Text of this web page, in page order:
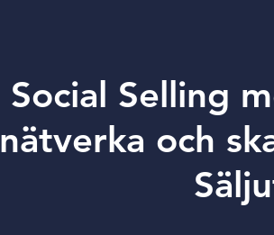
Social Selling
nätverka och